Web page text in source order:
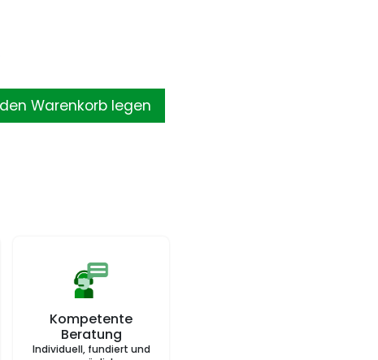
Warenkorb legen
Kompetente
Beratung
Individuell, fundiert und